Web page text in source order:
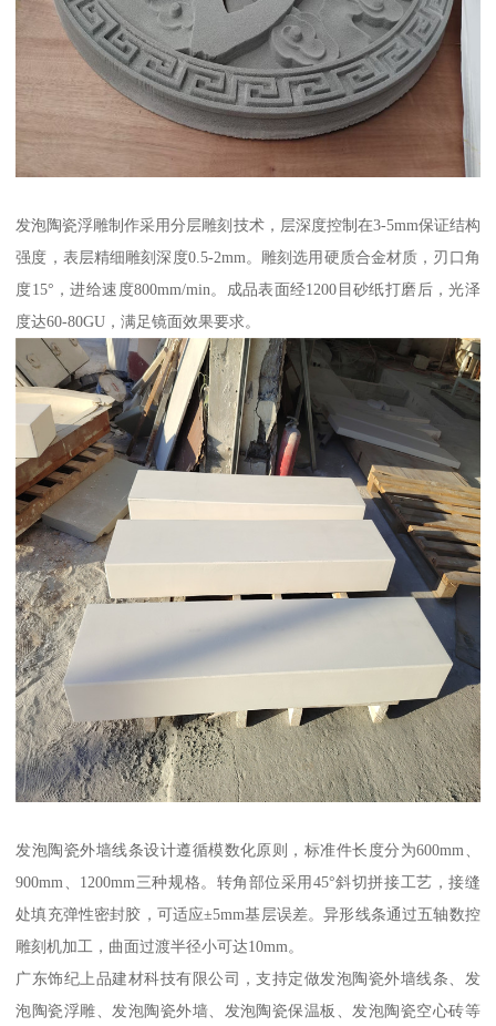
发泡陶瓷浮雕制作采用分层雕刻技术，层深度控制在3-5mm保证结构
强度，表层精细雕刻深度0.5-2mm。雕刻选用硬质合金材质，刃口角
度15°，进给速度800mm/min。成品表面经1200目砂纸打磨后，光泽
度达60-80GU，满足镜面效果要求。
发泡陶瓷外墙线条设计遵循模数化原则，标准件长度分为600mm、
900mm、1200mm三种规格。转角部位采用45°斜切拼接工艺，接缝
处填充弹性密封胶，可适应±5mm基层误差。异形线条通过五轴数控
雕刻机加工，曲面过渡半径小可达10mm。
广东饰纪上品建材科技有限公司，支持定做发泡陶瓷外墙线条、发
泡陶瓷浮雕、发泡陶瓷外墙、发泡陶瓷保温板、发泡陶瓷空心砖等